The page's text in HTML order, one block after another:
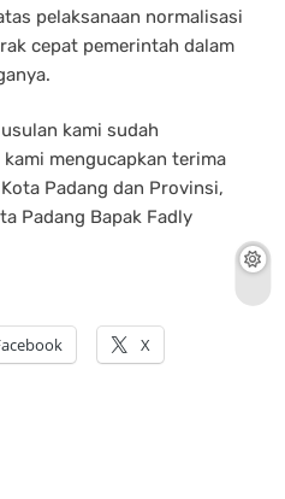
pelaksanaan normalisasi
cepat pemerintah dalam
kami sudah
mengucapkan terima
Padang dan Provinsi,
Padang Bapak Fadly
X